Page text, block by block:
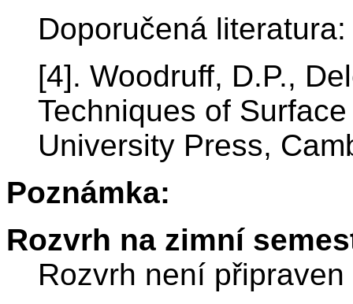
Doporučená literatura:
[4]. Woodruff, D.P.,
Techniques of
University Press,
Poznámka:
Rozvrh na zimní
Rozvrh není připraven